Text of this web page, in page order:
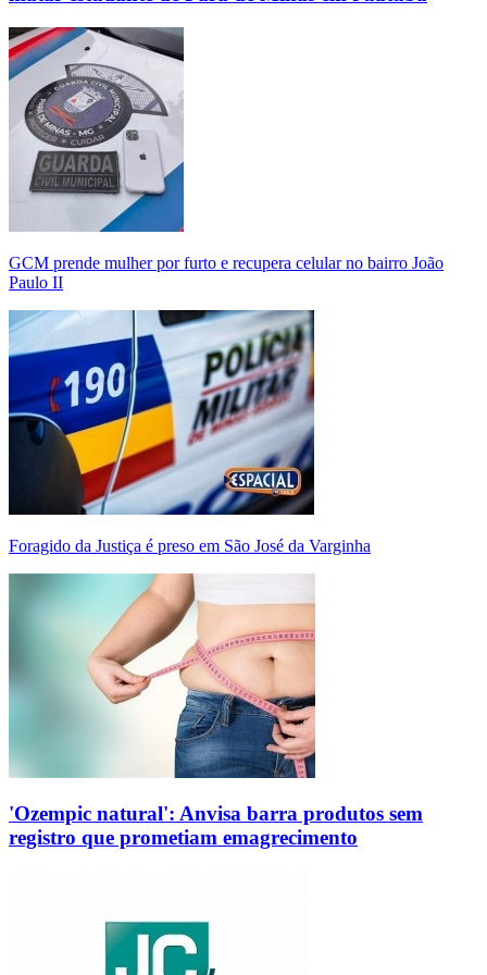
GCM prende mulher por furto e recupera celular no bairro João
Paulo II
Foragido da Justiça é preso em São José da Varginha
'Ozempic natural': Anvisa barra produtos sem
registro que prometiam emagrecimento